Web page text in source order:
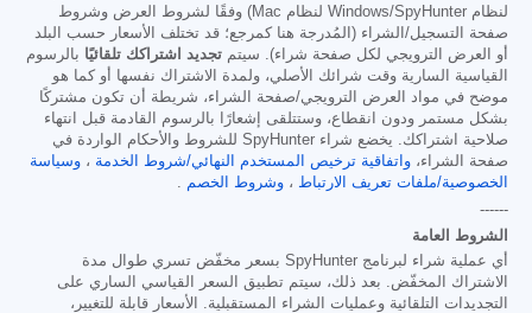
لنظام Windows/SpyHunter لنظام Mac) وفقًا لشروط العرض وشروط
صفحة التسجيل/الشراء (المُدرجة هنا كمرجع؛ قد تختلف الأسعار حسب البلد
أو العرض الترويجي لكل صفحة شراء). سيتم تجديد اشتراكك تلقائيًا بالرسوم
القياسية السارية وقت شرائك الأصلي، ولمدة الاشتراك نفسها أو كما هو
موضح في مواد العرض الترويجي/صفحة الشراء، شريطة أن تكون مشتركًا
بشكل مستمر ودون انقطاع، وستتلقى إشعارًا بالرسوم القادمة قبل انتهاء
صلاحية اشتراكك. يخضع شراء SpyHunter للشروط والأحكام الواردة في
صفحة الشراء، واتفاقية ترخيص المستخدم النهائي/شروط الخدمة ، وسياسة
الخصوصية/ملفات تعريف الارتباط ، وشروط الخصم
------
الشروط العامة
أي عملية شراء لبرنامج SpyHunter بسعر مخفّض تسري طوال مدة
الاشتراك المخفّض. بعد ذلك، سيتم تطبيق السعر القياسي الساري على
التجديدات التلقائية وعمليات الشراء المستقبلية. الأسعار قابلة للتغيير،